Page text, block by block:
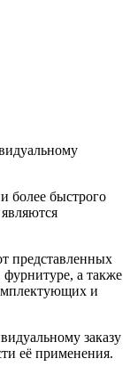
более быстрого
представленных
фурнитуре, а также
и
заказу
её применения.